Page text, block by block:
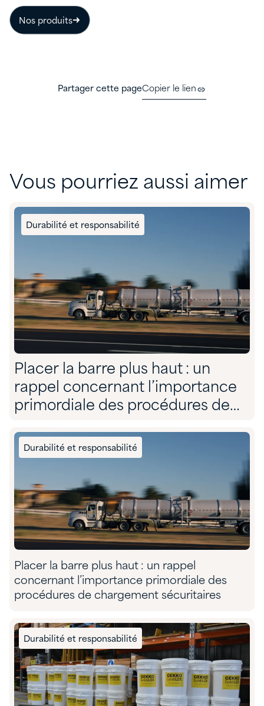
Nos produits
Partager cette pageCopier le lien
Vous pourriez aussi aimer
Durabilité et responsabilité
Placer la barre plus haut : un
rappel concernant l’importance
primordiale des procédures de
Durabilité et responsabilité
Placer la barre plus haut : un rappel
concernant l’importance primordiale des
procédures de chargement sécuritaires
Durabilité et responsabilité